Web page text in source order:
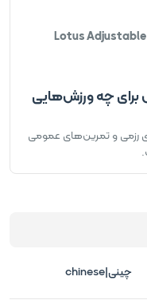
Lotus
برای چه ورزش‌هایی
رزمی و تمرین‌های عمومی
چینی|chinese